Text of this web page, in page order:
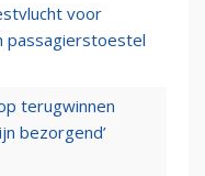
voor
passagierstoestel
terugwinnen
bezorgend’